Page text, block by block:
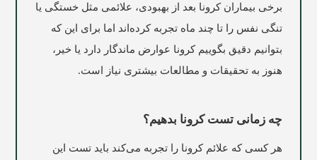
برخی بیماران کرونا بعد از بهبودی، علائمی مثل خستگی یا
تنگی نفس را تا چند ماه تجربه کرده‌اند اما برای این که
بتوانیم دقیق بگوییم کرونا عوارض ماندگار دارد یا خیر،
هنوز به تحقیقات و مطالعات بیشتری نیاز است.
چه زمانی تست کرونا بدهیم؟
هر کسی که علائم کرونا را تجربه می‌کند باید تست این